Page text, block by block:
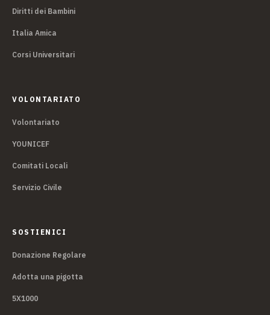
Diritti dei Bambini
Italia Amica
Corsi Universitari
VOLONTARIATO
Volontariato
YOUNICEF
Comitati Locali
Servizio Civile
SOSTIENICI
Donazione Regolare
Adotta una pigotta
5X1000